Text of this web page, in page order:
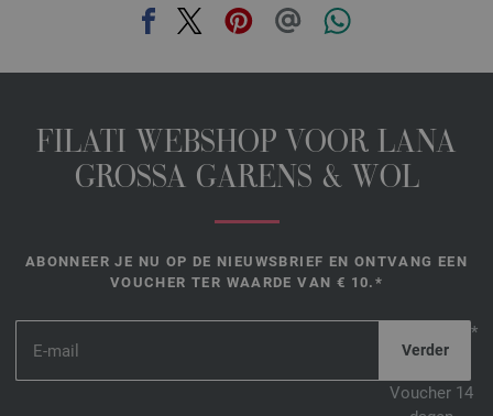
FILATI WEBSHOP VOOR LANA
GROSSA GARENS & WOL
ABONNEER JE NU OP DE NIEUWSBRIEF EN ONTVANG EEN
VOUCHER TER WAARDE VAN € 10.*
*
Voucher 14